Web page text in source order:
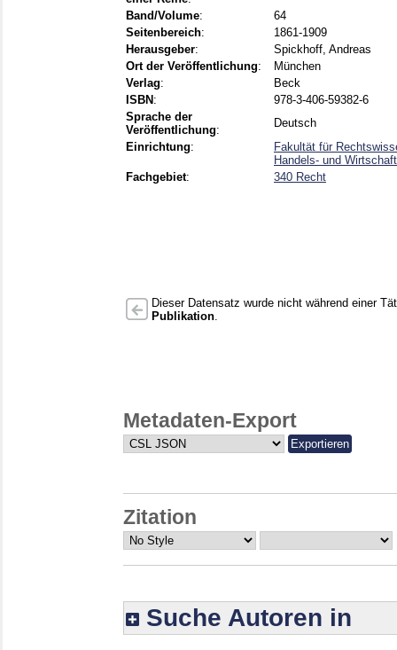
Band/Volume:
64
Seitenbereich:
1861-1909
Herausgeber:
Spickhoff, Andreas
Ort der Veröffentlichung:
München
Verlag:
Beck
ISBN :
978-3-406-59382-6
Sprache der
Veröffentlichung:
Deutsch
Einrichtung:
Fakultät für
Handels- und
Fachgebiet: 340 Recht
Dieser Datensatz wurde nicht während einer
Publikation
Metadaten-Export
Zitation
Suche Autoren in